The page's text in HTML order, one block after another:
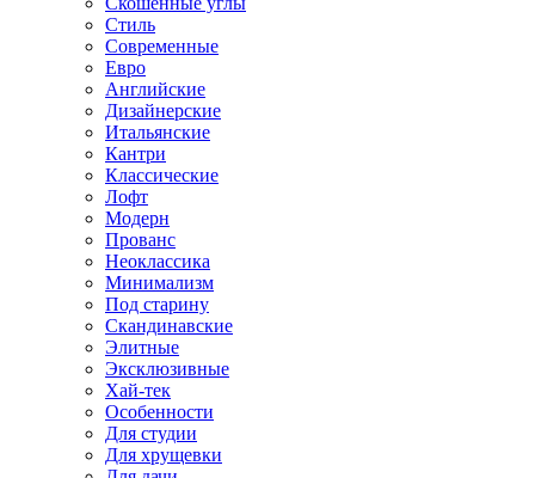
Стиль
Современные
Евро
Английские
Дизайнерские
Итальянские
Кантри
Классические
Лофт
Модерн
Прованс
Неоклассика
Минимализм
Под старину
Скандинавские
Элитные
Эксклюзивные
Хай-тек
Особенности
Для студии
Для хрущевки